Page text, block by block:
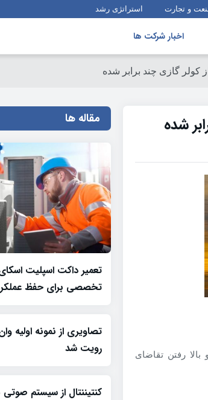
و تجارت استراتژی رشد
اخبار شرکت ها
کولر گازی چند برابر شده
شده
رفتن تقاضای
مقاله ها
تعمیر داکت اسپلیت
تخصصی برای حفظ
رویت شد
کنتیننتال از سیستم